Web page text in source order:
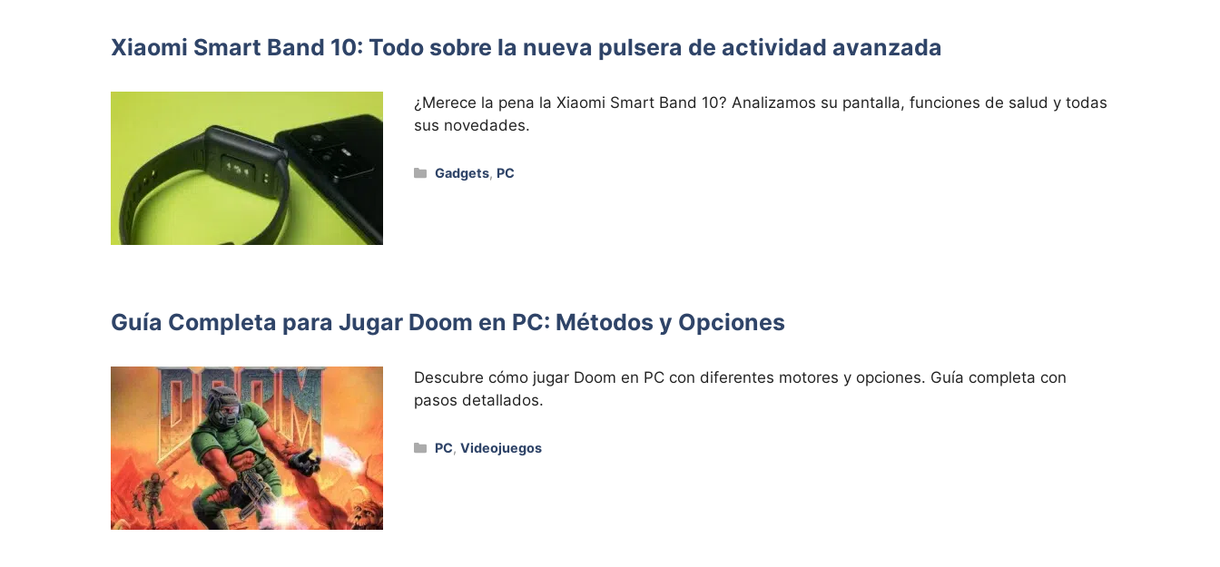
Xiaomi Smart Band 10: Todo sobre la nueva pulsera de actividad avanzada
¿Merece la pena la Xiaomi Smart Band 10? Analizamos su pantalla, funciones de salud y todas
sus novedades.
Categorías
Gadgets, PC
Guía Completa para Jugar Doom en PC: Métodos y Opciones
Descubre cómo jugar Doom en PC con diferentes motores y opciones. Guía completa con
pasos detallados.
Categorías
PC,Videojuegos